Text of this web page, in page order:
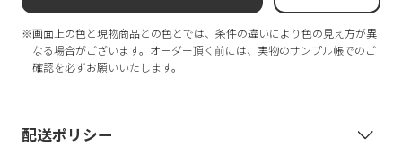
※画面上の色と現物商品との色とでは、条件の違いにより色の見え方が異
なる場合がございます。オーダー頂く前には、実物のサンプル帳でのご
確認を必ずお願いいたします。
配送ポリシー